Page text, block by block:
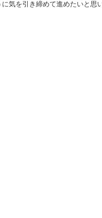
気を引き締めて進めたいと思